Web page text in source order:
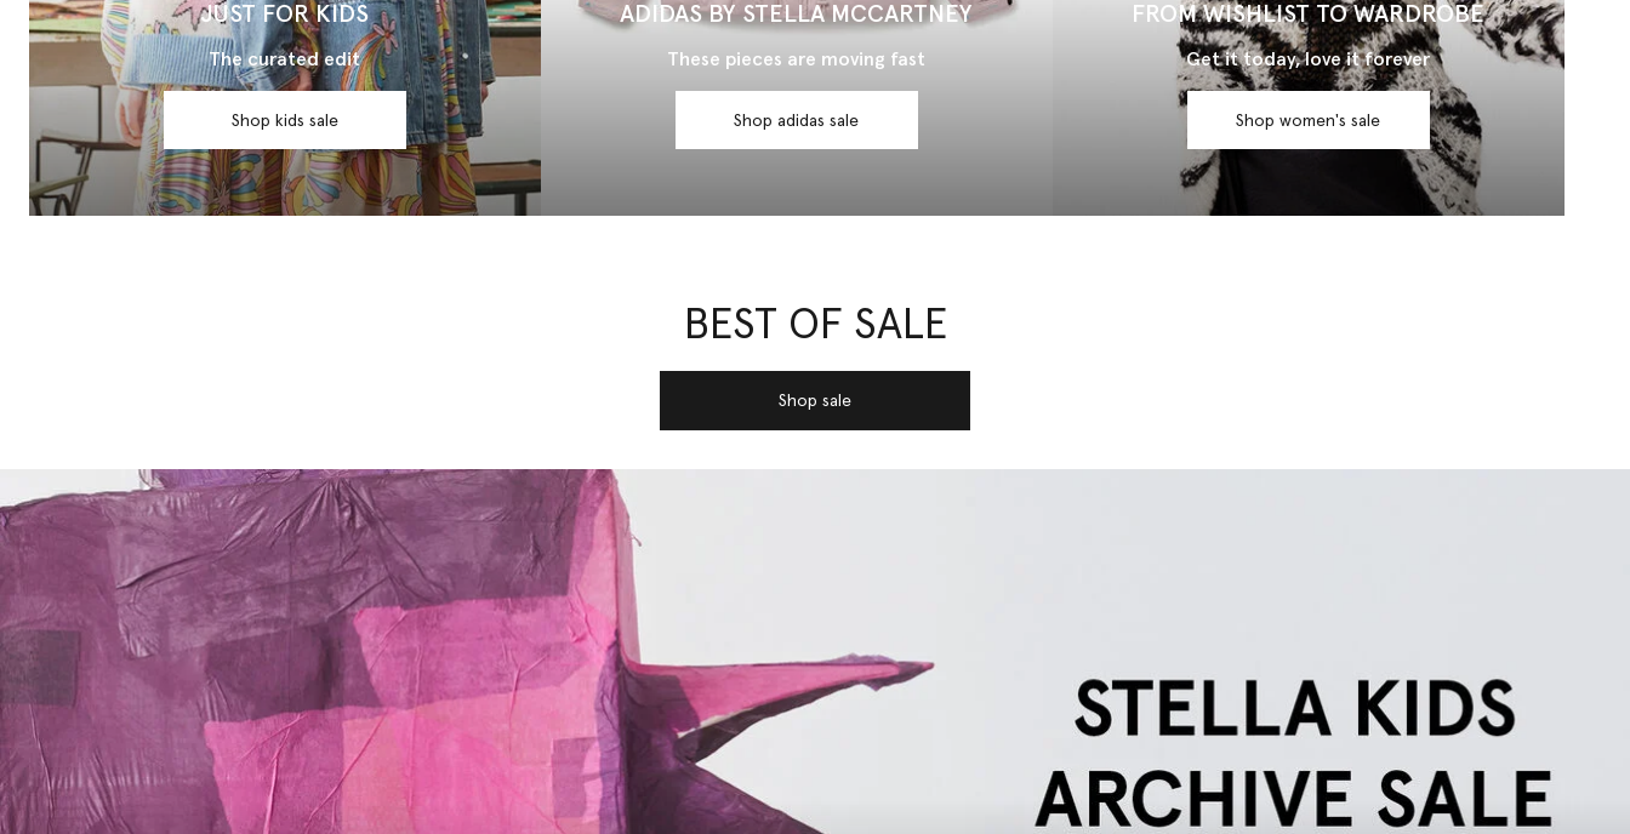
JUST FOR KIDS
The curated edit
Shop kids sale
ADIDAS BY STELLA MCCARTNEY
These pieces are moving fast
Shop adidas sale
FROM WISHLIST TO WARDROBE
Get it today, love it forever
Shop women's sale
BEST OF SALE
Shop sale